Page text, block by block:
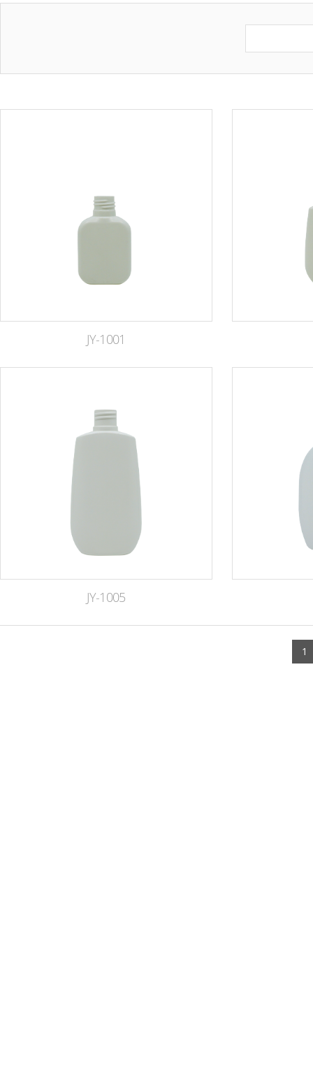
JY-1001
JY-1005
1